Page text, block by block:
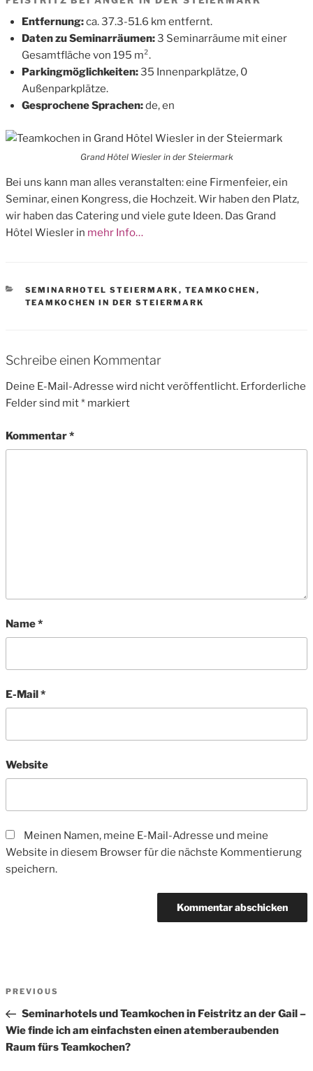
Entfernung:ca. 37.3-51.6 km entfernt.
Daten zu Seminarräumen:3 Seminarräume mit einer
Gesamtfläche von 195 m².
Parkingmöglichkeiten:35 Innenparkplätze, 0
Außenparkplätze.
Gesprochene Sprachen:de, en
Grand Hôtel Wiesler in der Steiermark
Bei uns kann man alles veranstalten: eine Firmenfeier, ein
Seminar, einen Kongress, die Hochzeit. Wir haben den Platz,
wir haben das Catering und viele gute Ideen. Das Grand
Hôtel Wiesler in mehr Info…
CATEGORIES
SEMINARHOTEL STEIERMARK , TEAMKOCHEN ,
TEAMKOCHEN IN DER STEIERMARK
Schreibe einen Kommentar
Deine E-Mail-Adresse wird nicht veröffentlicht. Erforderliche
Felder sind mit* markiert
Kommentar*
Name*
E-Mail*
Website
Meinen Namen, meine E-Mail-Adresse und meine
Website in diesem Browser für die nächste Kommentierung
speichern.
Beitrags-
Previous
Post
PREVIOUS
Seminarhotels und Teamkochen in Feistritz an der Gail –
Wie finde ich am einfachsten einen atemberaubenden
Raum fürs Teamkochen?